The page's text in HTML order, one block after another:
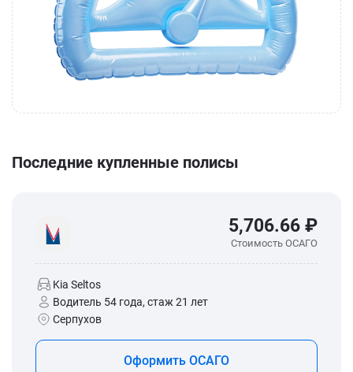
Последние купленные полисы
5,706.66 ₽
Стоимость ОСАГО
Kia Seltos
Водитель 54 года, стаж 21 лет
Серпухов
Оформить ОСАГО